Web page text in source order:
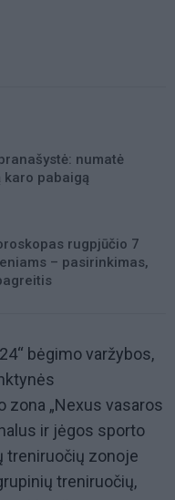
numatė
karo pabaigą
rugpjūčio 7
– pasirinkimas,
“ bėgimo varžybos,
zona „Nexus vasaros
ir jėgos sporto
treniruočių zonoje
treniruočių,